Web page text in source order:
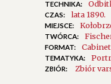
TECHNIKA:
CZAS: lata 1890.
MIEJSCE:
TWÓRCA:
FORMAT:
TEMATYKA:
ZBIÓR: Zbiór